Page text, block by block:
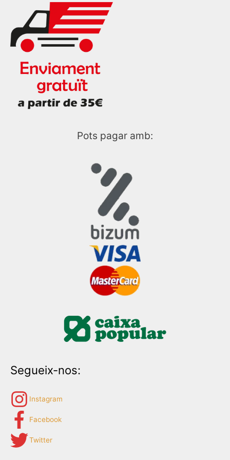
Pots pagar amb:
Segueix-nos:
Instagram
Facebook
Twitter